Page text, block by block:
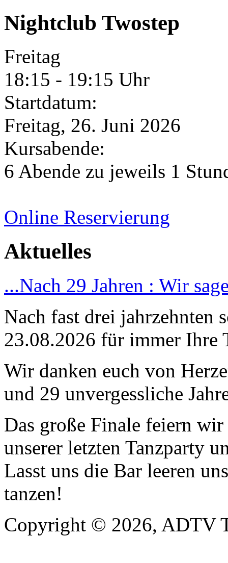
Nightclub Twostep
Freitag
18:15 - 19:15 Uhr
Startdatum:
Freitag, 26. Juni 2026
Kursabende:
6 Abende zu jeweils 1
Online Reservierung
Aktuelles
...Nach 29 Jahren : Wir
Nach fast drei jahrzehnten
23.08.2026 für immer Ihre
Wir danken euch von
und 29 unvergessliche
Das große Finale feiern
unserer letzten Tanzparty
Lasst uns die Bar leeren
tanzen!
Copyright © 2026, ADTV